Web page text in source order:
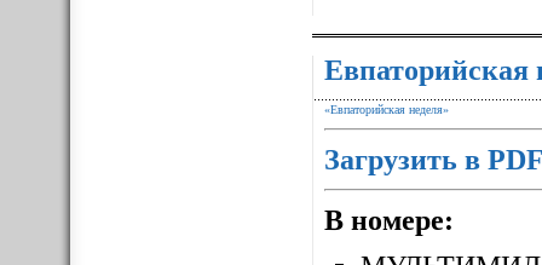
Евпаторийская
«Евпаторийская неделя»
Загрузить в
В номере: